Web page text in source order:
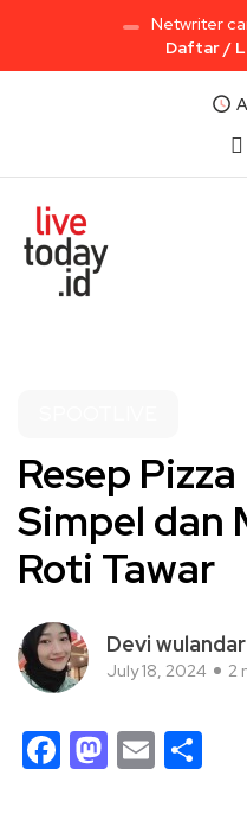
Netwriter
Daftar /
Resep
Simpel dan
Roti Tawar
Devi
July 18, 2024 2
Facebook
Email